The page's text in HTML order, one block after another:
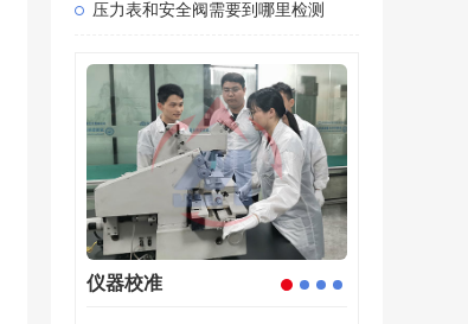
压力表和安全阀需要到哪里检测
1
仪器校准